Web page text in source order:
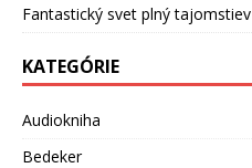
Fantastický svet plný tajomstiev
KATEGÓRIE
Audiokniha
Bedeker